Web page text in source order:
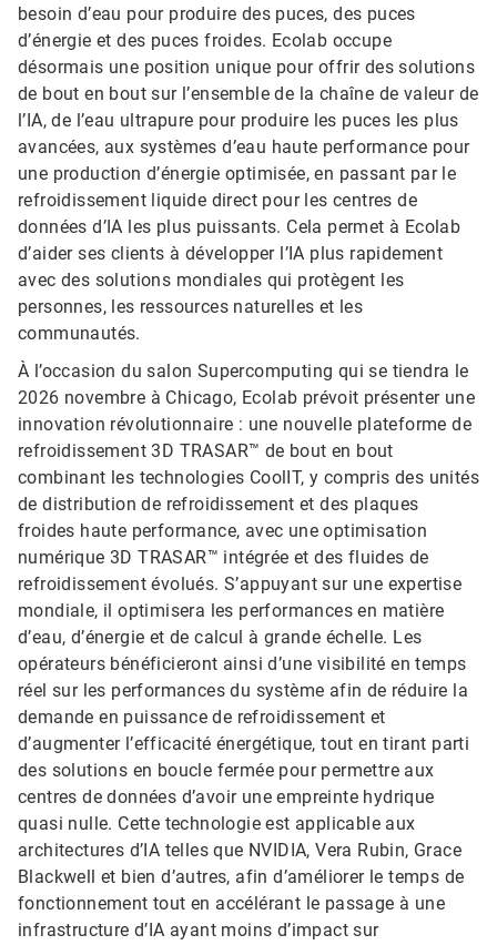
besoin d’eau pour produire des puces, des puces
d’énergie et des puces froides. Ecolab occupe
désormais une position unique pour offrir des solutions
de bout en bout sur l’ensemble de la chaîne de valeur de
l’IA, de l’eau ultrapure pour produire les puces les plus
avancées, aux systèmes d’eau haute performance pour
une production d’énergie optimisée, en passant par le
refroidissement liquide direct pour les centres de
données d’IA les plus puissants. Cela permet à Ecolab
d’aider ses clients à développer l’IA plus rapidement
avec des solutions mondiales qui protègent les
personnes, les ressources naturelles et les
communautés.
À l’occasion du salon Supercomputing qui se tiendra le
2026 novembre à Chicago, Ecolab prévoit présenter une
innovation révolutionnaire : une nouvelle plateforme de
refroidissement 3D TRASAR™ de bout en bout
combinant les technologies CoolIT, y compris des unités
de distribution de refroidissement et des plaques
froides haute performance, avec une optimisation
numérique 3D TRASAR™ intégrée et des fluides de
refroidissement évolués. S’appuyant sur une expertise
mondiale, il optimisera les performances en matière
d’eau, d’énergie et de calcul à grande échelle. Les
opérateurs bénéficieront ainsi d’une visibilité en temps
réel sur les performances du système afin de réduire la
demande en puissance de refroidissement et
d’augmenter l’efficacité énergétique, tout en tirant parti
des solutions en boucle fermée pour permettre aux
centres de données d’avoir une empreinte hydrique
quasi nulle. Cette technologie est applicable aux
architectures d’IA telles que NVIDIA, Vera Rubin, Grace
Blackwell et bien d’autres, afin d’améliorer le temps de
fonctionnement tout en accélérant le passage à une
infrastructure d’IA ayant moins d’impact sur